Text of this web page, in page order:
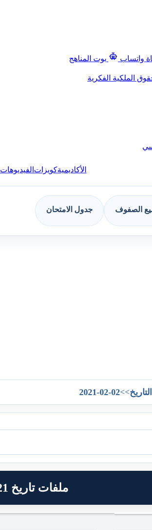
واتساب
بوت المناهج
الملكية الفكرية
الأكاديميةكويزات الفيديوهات
الصفوف جدول الامتحان
>>
2021-02-02
ملفات تاريخ 2021-02-02